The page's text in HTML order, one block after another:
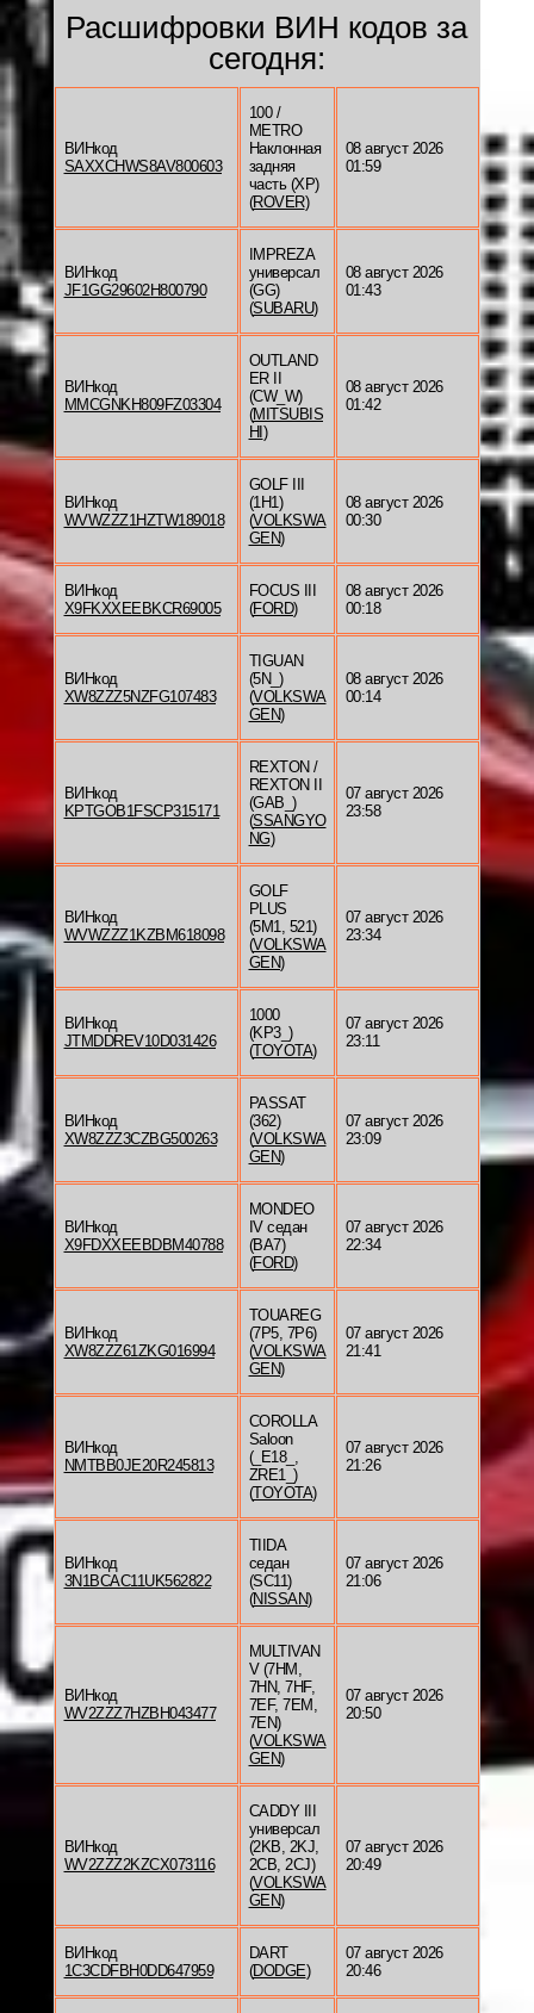
Расшифровки ВИН кодов за
сегодня:
ВИНкод
SAXXCHWS8AV800603
100 /
METRO
Наклонная
задняя
часть (XP)
(ROVER)
08 август 2026
01:59
ВИНкод
JF1GG29602H800790
IMPREZA
универсал
(GG)
(SUBARU)
08 август 2026
01:43
ВИНкод
MMCGNKH809FZ03304
OUTLAND
ER II
(CW_W)
(MITSUBIS
HI )
08 август 2026
01:42
ВИНкод
WVWZZZ1HZTW189018
GOLF III
(1H1)
(VOLKSWA
GEN)
08 август 2026
00:30
ВИНкод
X9FKXXEEBKCR69005
FOCUS III
(FORD)
08 август 2026
00:18
ВИНкод
XW8ZZZ5NZFG107483
TIGUAN
(5N_)
(VOLKSWA
GEN)
08 август 2026
00:14
ВИНкод
KPTGOB1FSCP315171
REXTON /
REXTON II
(GAB_)
(SSANGYO
NG)
07 август 2026
23:58
ВИНкод
WVWZZZ1KZBM618098
GOLF
PLUS
(5M1, 521)
(VOLKSWA
GEN)
07 август 2026
23:34
ВИНкод
JTMDDREV10D031426
1000
(KP3_)
(TOYOTA)
07 август 2026
23:11
ВИНкод
XW8ZZZ3CZBG500263
PASSAT
(362)
(VOLKSWA
GEN)
07 август 2026
23:09
ВИНкод
X9FDXXEEBDBM40788
MONDEO
IV седан
(BA7)
(FORD)
07 август 2026
22:34
ВИНкод
XW8ZZZ61ZKG016994
TOUAREG
(7P5, 7P6)
(VOLKSWA
GEN)
07 август 2026
21:41
ВИНкод
NMTBB0JE20R245813
COROLLA
Saloon
(_E18_,
ZRE1_)
(TOYOTA)
07 август 2026
21:26
ВИНкод
3N1BCAC11UK562822
TIIDA
седан
(SC11)
(NISSAN)
07 август 2026
21:06
ВИНкод
WV2ZZZ7HZBH043477
MULTIVAN
V (7HM,
7HN, 7HF,
7EF, 7EM,
7EN)
(VOLKSWA
GEN)
07 август 2026
20:50
ВИНкод
WV2ZZZ2KZCX073116
CADDY III
универсал
(2KB, 2KJ,
2CB, 2CJ)
(VOLKSWA
GEN)
07 август 2026
20:49
ВИНкод
1C3CDFBH0DD647959
DART
(DODGE)
07 август 2026
20:46